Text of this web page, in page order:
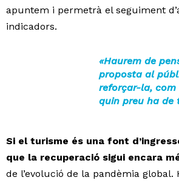
apuntem i permetrà el seguiment
indicadors.
«Haurem de
proposta al
reforçar-la,
quin preu ha de
Si el turisme és una font
que la recuperació sigui encara
de l’evolució de la pandèmia